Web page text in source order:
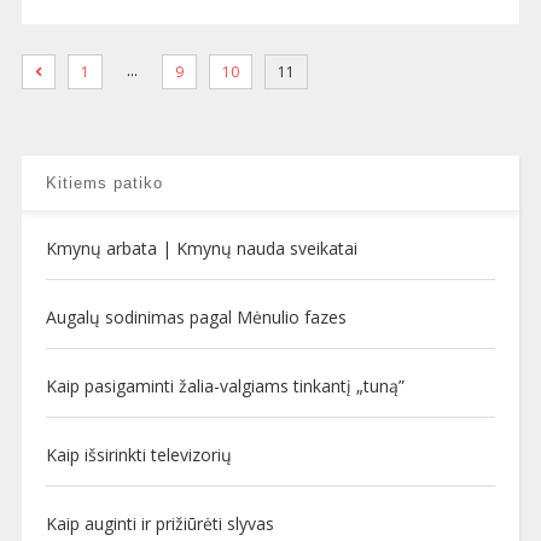
1 … 9 10 11
Kitiems patiko
Kmynų arbata | Kmynų nauda sveikatai
Augalų sodinimas pagal Mėnulio fazes
Kaip pasigaminti žalia-valgiams tinkantį „tuną”
Kaip išsirinkti televizorių
Kaip auginti ir prižiūrėti slyvas